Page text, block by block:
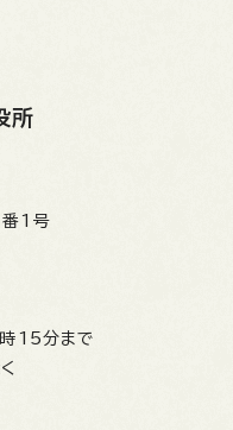
所
番1号
15分まで